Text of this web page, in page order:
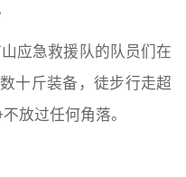
应急救援队的队员们在
十斤装备，徒步行走超
放过任何角落。‌